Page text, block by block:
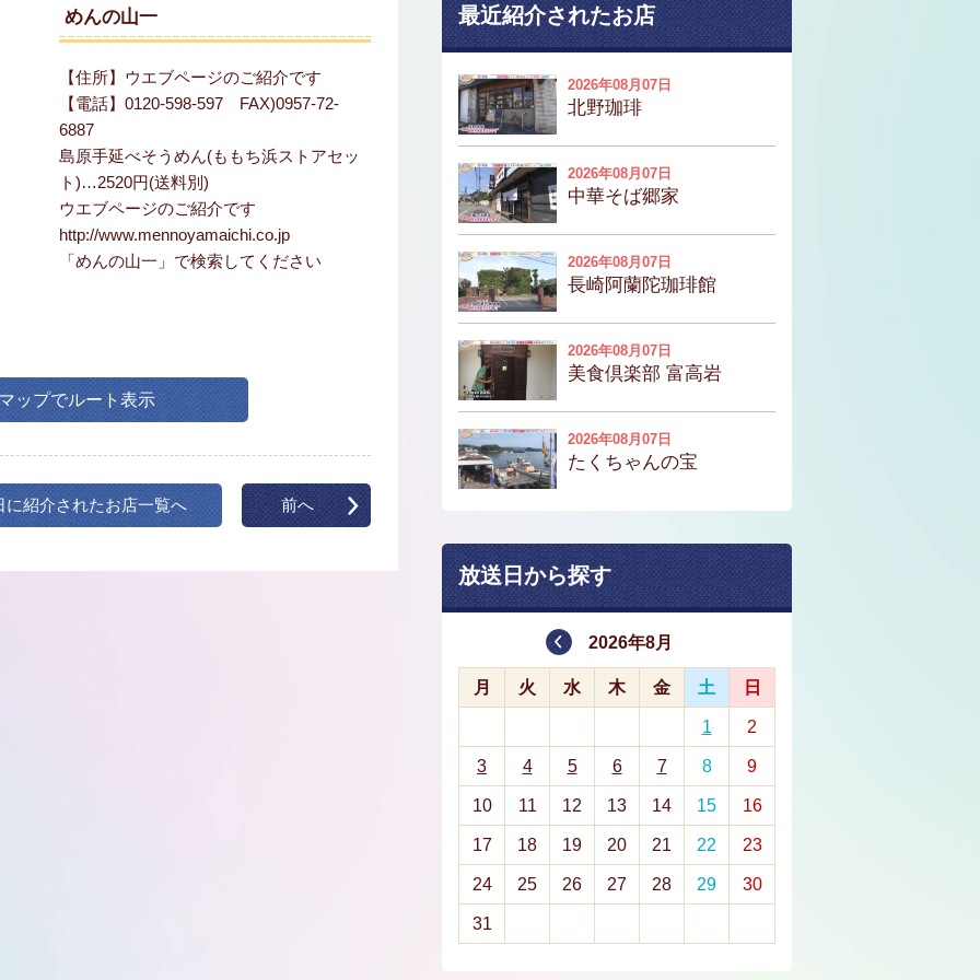
めんの山一
【住所】ウエブページのご紹介です
【電話】0120-598-597 FAX)0957-72-
6887
島原手延べそうめん(ももち浜ストアセッ
ト)…2520円(送料別)
ウエブページのご紹介です
http://www.mennoyamaichi.co.jp
「めんの山一」で検索してください
ップでルート表示
に紹介されたお店一覧へ 前へ
最近紹介されたお店
2026年08月07日
北野珈琲
2026年08月07日
中華そば郷家
2026年08月07日
長崎阿蘭陀珈琲館
2026年08月07日
美食倶楽部 富高岩
2026年08月07日
たくちゃんの宝
放送日から探す
2026年8月
月 火 水 木 金 土 日
1 2
3 4 5 6 7 8 9
10 11 12 13 14 15 16
17 18 19 20 21 22 23
24 25 26 27 28 29 30
31